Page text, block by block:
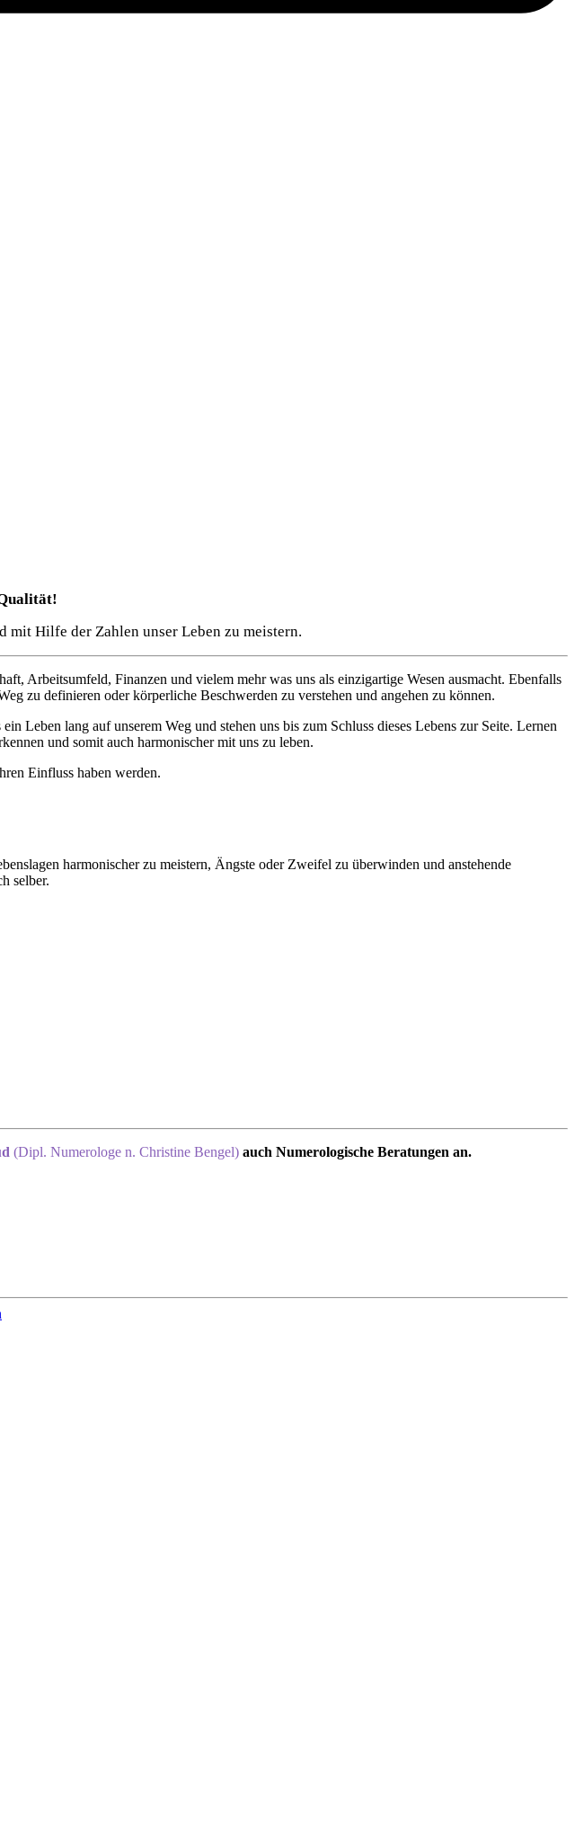
mit Hilfe der Zahlen unser Leben zu meistern.
Arbeitsumfeld, Finanzen und vielem mehr was uns als einzigartige Wesen ausmacht. Ebenfalls
zu definieren oder körperliche Beschwerden zu verstehen und angehen zu können.
Leben lang auf unserem Weg und stehen uns bis zum Schluss dieses Lebens zur Seite. Lernen
und somit auch harmonischer mit uns zu leben.
Einfluss haben werden.
harmonischer zu meistern, Ängste oder Zweifel zu überwinden und anstehende
selber.
(Dipl. Numerologe n. Christine Bengel) auch Numerologische Beratungen an.